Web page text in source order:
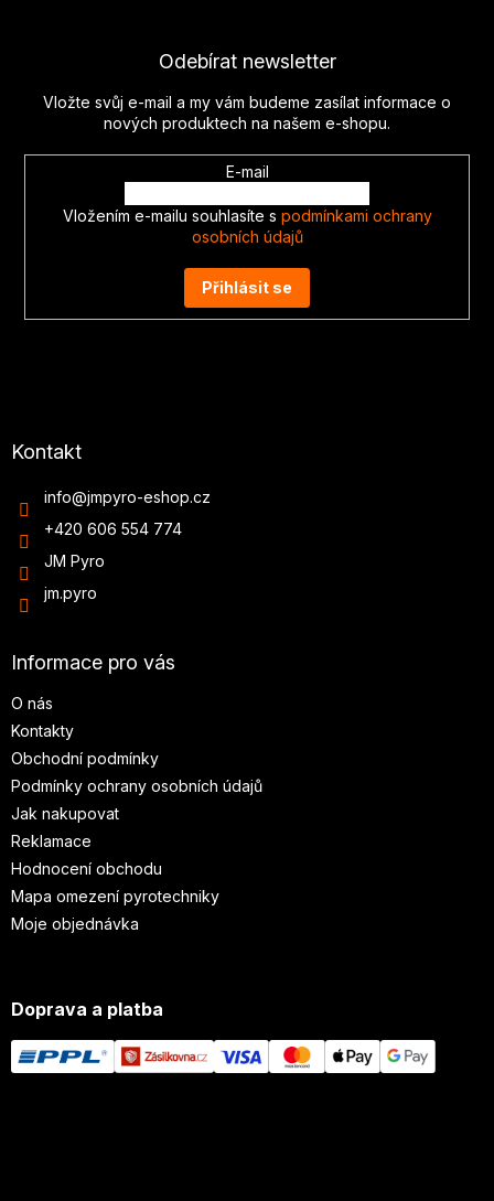
Odebírat newsletter
Vložte svůj e-mail a my vám budeme zasílat informace o
nových produktech na našem e-shopu.
E-mail
Vložením e-mailu souhlasíte s podmínkami ochrany
osobních údajů
Přihlásit se
Kontakt
info@jmpyro-eshop.cz
+420 606 554 774
JM Pyro
jm.pyro
Informace pro vás
O nás
Kontakty
Obchodní podmínky
Podmínky ochrany osobních údajů
Jak nakupovat
Reklamace
Hodnocení obchodu
Mapa omezení pyrotechniky
Moje objednávka
Doprava a platba